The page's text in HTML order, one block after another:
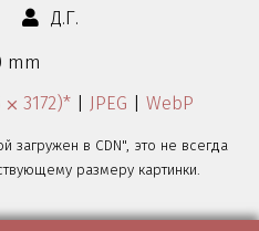
Д.Г.
mm
3172)* JPEG WebP
загружен в CDN", это не всегда
размеру картинки.